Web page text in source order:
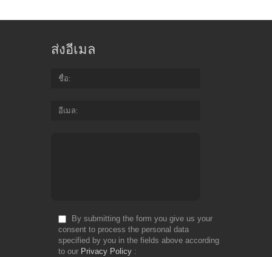
ส่งอีเมล
ชื่อ
อีเมล
By submitting the form you give us your
consent to process the personal data
specified by you in the fields above according
to our Privacy Policy